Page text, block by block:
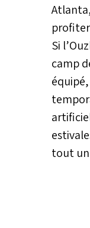
Si
camp
tout un